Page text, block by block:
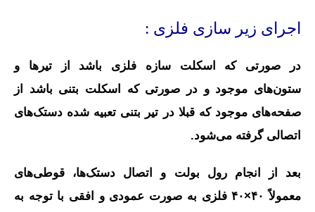
اجرای زیر سازی فلزی :
در صورتی که اسکلت سازه فلزی باشد از تیرها و
ستون‌های موجود و در صورتی که اسکلت بتنی باشد از
صفحه‌های موجود که قبلا در تیر بتنی تعبیه شده دستک‌های
اتصالی گرفته می‌شود.
بعد از انجام رول بولت و اتصال دستک‌ها، قوطی‌های
معمولاً ۴۰×۴۰ فلزی به صورت عمودی و افقی با توجه به